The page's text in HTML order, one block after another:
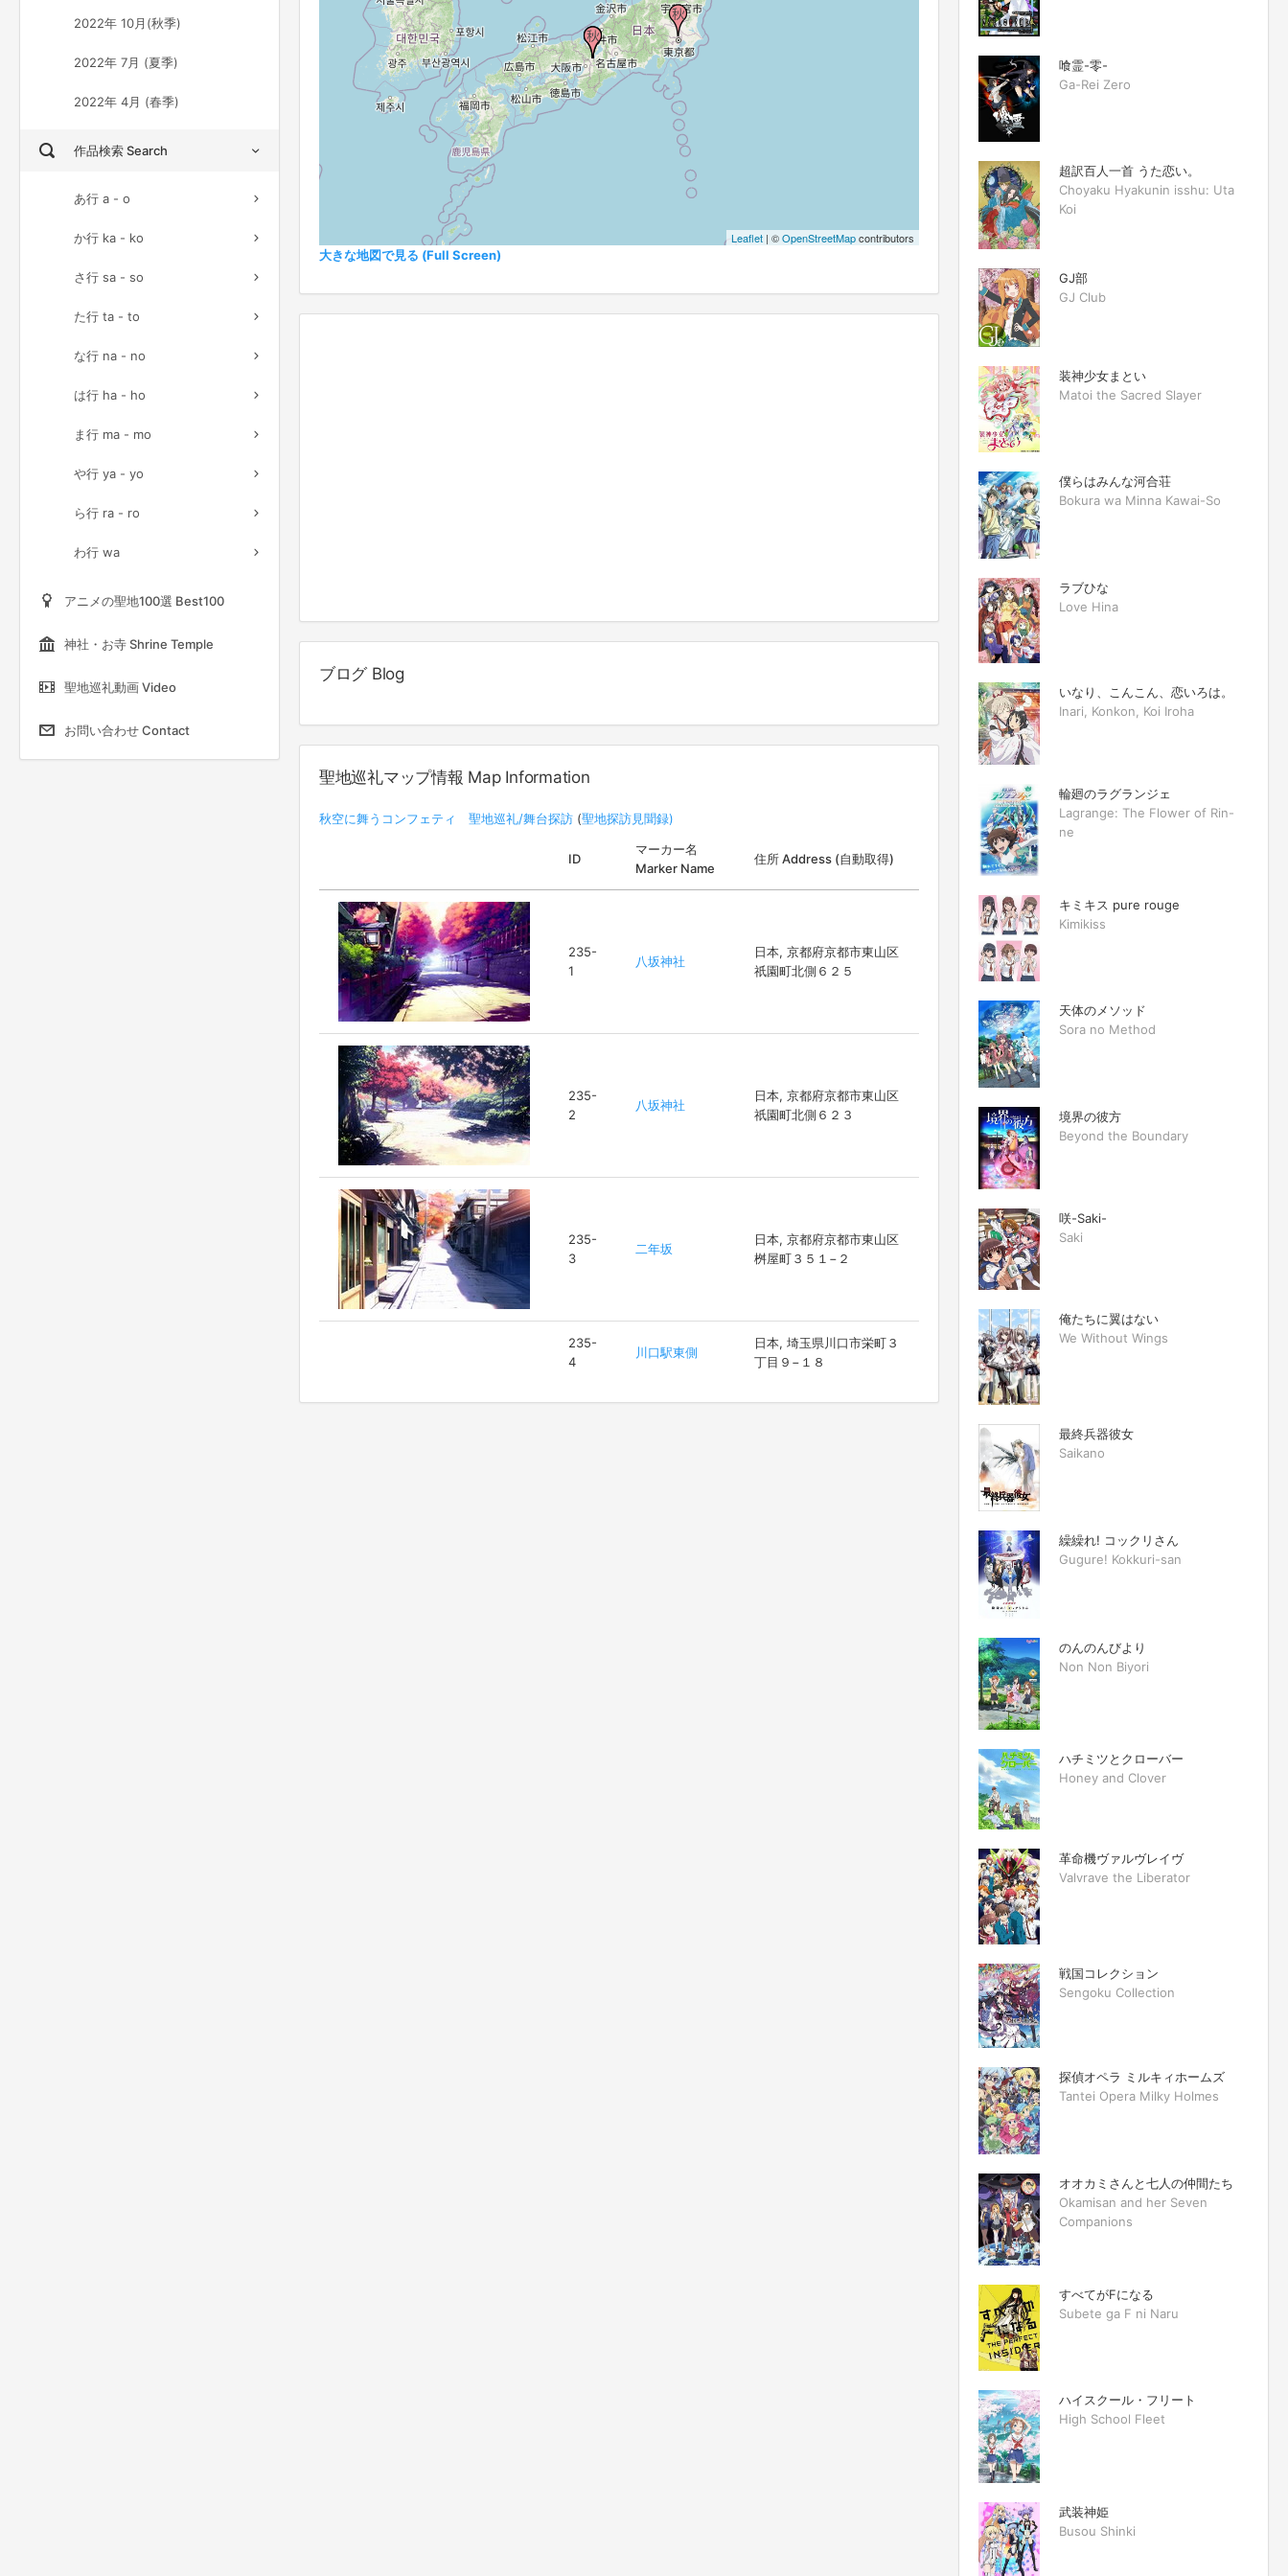
2022年 10月(秋季)
2022年 7月 (夏季)
2022年 4月 (春季)
作品検索 Search
あ行 a - o
か行 ka - ko
さ行 sa - so
た行 ta - to
な行 na - no
は行 ha - ho
ま行 ma - mo
や行 ya - yo
ら行 ra - ro
わ行 wa
アニメの聖地100選 Best100
神社・お寺 Shrine Temple
聖地巡礼動画 Video
お問い合わせ Contact
Leaflet | ©OpenStreetMapcontributors
大きな地図で見る (Full Screen)
ブログ Blog
聖地巡礼マップ情報 Map Information
秋空に舞うコンフェティ 聖地巡礼/舞台探訪 (聖地探訪見聞録)
ID
マーカー名
Marker Name
住所 Address (自動取得)
235-
1
八坂神社
日本, 京都府京都市東山区
祇園町北側６２５
235-
2
八坂神社
日本, 京都府京都市東山区
祇園町北側６２３
235-
3
二年坂
日本, 京都府京都市東山区
桝屋町３５１−２
235-
4
川口駅東側
日本, 埼玉県川口市栄町３
丁目９−１８
喰霊-零-
Ga-Rei Zero
超訳百人一首 うた恋い。
Choyaku Hyakunin isshu: Uta
Koi
GJ部
GJ Club
装神少女まとい
Matoi the Sacred Slayer
僕らはみんな河合荘
Bokura wa Minna Kawai-So
ラブひな
Love Hina
いなり、こんこん、恋いろは。
Inari, Konkon, Koi Iroha
輪廻のラグランジェ
Lagrange: The Flower of Rin-
ne
キミキス pure rouge
Kimikiss
天体のメソッド
Sora no Method
境界の彼方
Beyond the Boundary
咲-Saki-
Saki
俺たちに翼はない
We Without Wings
最終兵器彼女
Saikano
繰繰れ! コックリさん
Gugure! Kokkuri-san
のんのんびより
Non Non Biyori
ハチミツとクローバー
Honey and Clover
革命機ヴァルヴレイヴ
Valvrave the Liberator
戦国コレクション
Sengoku Collection
探偵オペラ ミルキィホームズ
Tantei Opera Milky Holmes
オオカミさんと七人の仲間たち
Okamisan and her Seven
Companions
すべてがFになる
Subete ga F ni Naru
ハイスクール・フリート
High School Fleet
武装神姫
Busou Shinki